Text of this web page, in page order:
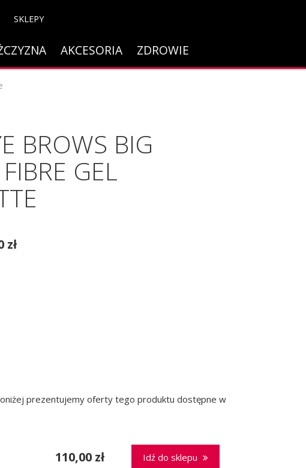
SKLEPY
AKCESORIA ZDROWIE
BROWS BIG
GEL
zł
prezentujemy oferty tego produktu dostępne w
110,00 zł Idź do sklepu